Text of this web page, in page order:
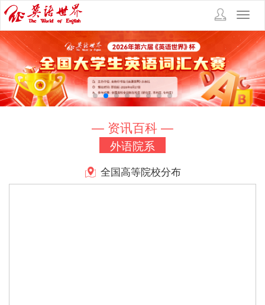
— 资讯百科 —
外语院系
全国高等院校分布